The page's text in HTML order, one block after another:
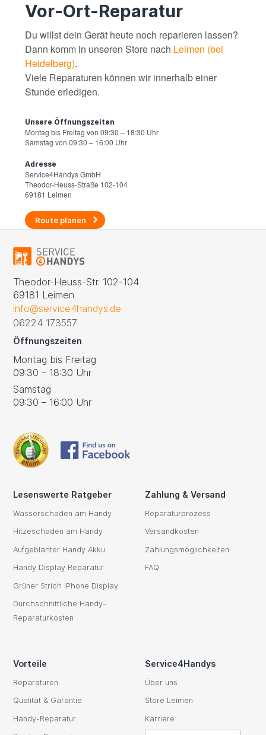
Vor-Ort-Reparatur
Du willst dein Gerät heute noch reparieren lassen?
Dann komm in unseren Store nach Leimen (bei
Heidelberg).
Viele Reparaturen können wir innerhalb einer
Stunde erledigen.
Unsere Öffnungszeiten
Montag bis Freitag von 09:30 – 18:30 Uhr
Samstag von 09:30 – 16:00 Uhr
Adresse
Service4Handys GmbH
Theodor-Heuss-Straße 102-104
69181 Leimen
Route planen
Theodor-Heuss-Str. 102-104
69181 Leimen
info@service4handys.de
06224 173557
Öffnungszeiten
Montag bis Freitag
09:30 – 18:30 Uhr
Samstag
09:30 – 16:00 Uhr
Lesenswerte Ratgeber
Wasserschaden am Handy
Hitzeschaden am Handy
Aufgeblähter Handy Akku
Handy Display Reparatur
Grüner Strich iPhone Display
Durchschnittliche Handy-
Reparaturkosten
Zahlung & Versand
Reparaturprozess
Versandkosten
Zahlungsmöglichkeiten
FAQ
Vorteile
Reparaturen
Qualität & Garantie
Handy-Reparatur
Service4Handys
Über uns
Store Leimen
Karriere